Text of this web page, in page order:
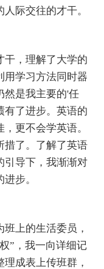
际交往的才干。
，理解了大学的
用学习方法同时器
然是我主要的'任
有了进步。英语的
更不会学英语。
措了。了解了英语
引导下，我渐渐对
步。
上的生活委员，
”，我一向详细记
成表上传班群，